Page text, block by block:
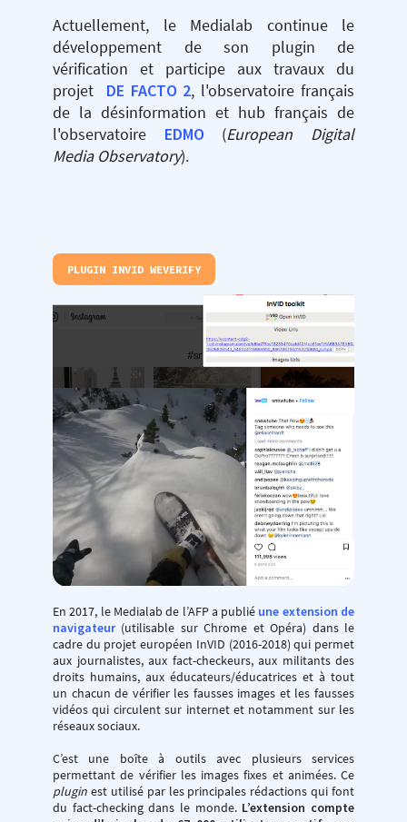
Actuellement, le Medialab continue le
développement de son plugin de
vérification et participe aux travaux du
projet DE FACTO 2, l'observatoire français
de la désinformation et hub français de
l'observatoire EDMO (European Digital
Media Observatory).
PLUGIN INVID WEVERIFY
En 2017, le Medialab de l’AFP a publié une extension de
navigateur(utilisable sur Chrome et Opéra) dans le
cadre du projet européen InVID (2016-2018) qui permet
aux journalistes, aux fact-checkeurs, aux militants des
droits humains, aux éducateurs/éducatrices et à tout
un chacun de vérifier les fausses images et les fausses
vidéos qui circulent sur internet et notamment sur les
réseaux sociaux.
C’est une boîte à outils avec plusieurs services
permettant de vérifier les images fixes et animées. Ce
plugin est utilisé par les principales rédactions qui font
du fact-checking dans le monde. L’extension compte